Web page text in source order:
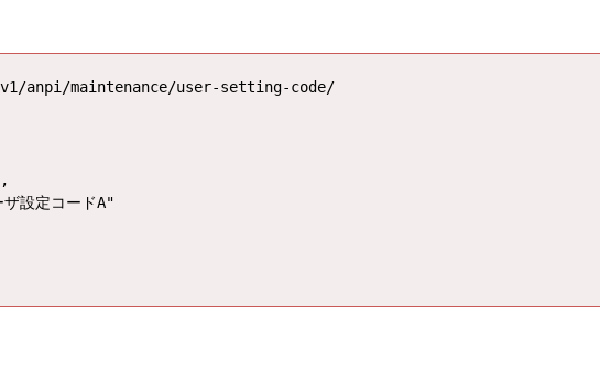
anpi/maintenance/user-setting-code/
設定コードA"